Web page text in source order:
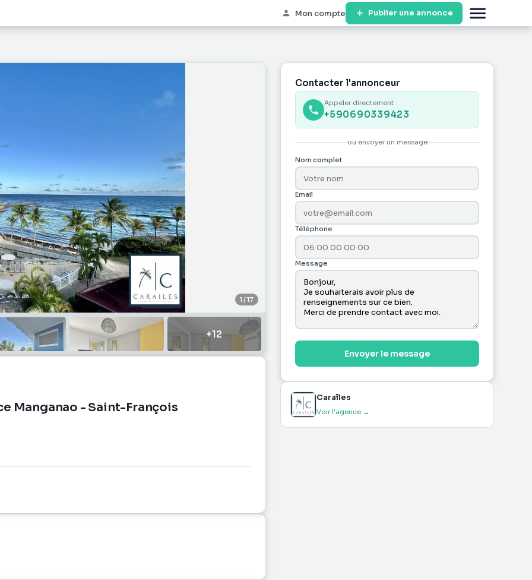
Mon compte Publier une annonce
1 /17
+12
Manganao - Saint-François
Contacter l'annonceur
Appeler directement
+590690339423
ou envoyer un message
Nom complet
Email
Téléphone
Message
Envoyer le message
Caraîles
Voir l'agence →